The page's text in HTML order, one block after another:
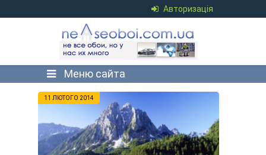
Авторизація
Меню сайта
11 ЛЮТОГО 2014